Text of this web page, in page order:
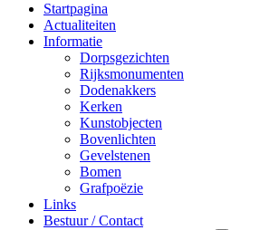
Startpagina
Actualiteiten
Informatie
Dorpsgezichten
Rijksmonumenten
Dodenakkers
Kerken
Kunstobjecten
Bovenlichten
Gevelstenen
Bomen
Grafpoëzie
Links
Bestuur / Contact